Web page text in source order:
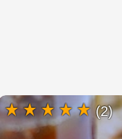
(2)